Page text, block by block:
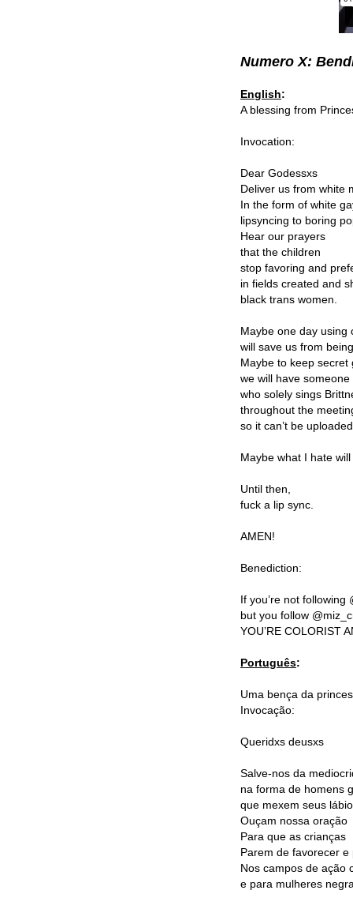
Numero X:
English:
A blessing from
Invocation:
Dear Godessxs
Deliver us from white
In the form of white
lipsyncing to boring
Hear our prayers
that the children
stop favoring and
in fields created and
black trans women.
Maybe one day using
will save us from
Maybe to keep
we will have
who solely sings
throughout the
so it can’t be
Maybe what I hate
Until then,
fuck a lip sync.
AMEN!
Benediction:
If you’re not
but you follow
YOU’RE COLORIST
Português:
Uma bença da
Invocação:
Queridxs deusxs
Salve-nos da
na forma de homens
que mexem seus
Ouçam nossa oração
Para que as crianças
Parem de favorecer
Nos campos de ação
e para mulheres